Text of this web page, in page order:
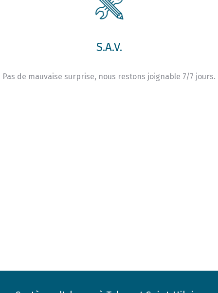
S.A.V.
Pas de mauvaise surprise, nous restons joignable 7/7 jours.